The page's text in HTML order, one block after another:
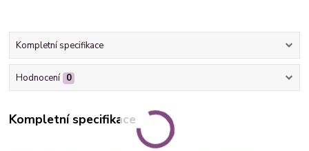
Kompletní specifikace
Hodnocení 0
Kompletní specifikace